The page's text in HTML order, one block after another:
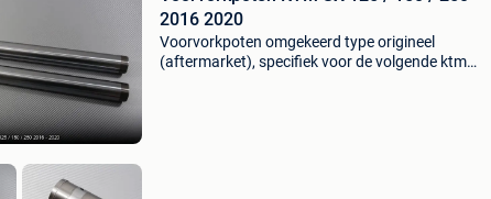
2016 2020
Voorvorkpoten omgekeerd type origineel
(aftermarket), specifiek voor de volgende ktm